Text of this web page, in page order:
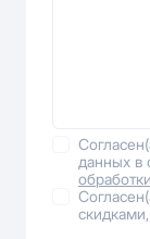
данных в